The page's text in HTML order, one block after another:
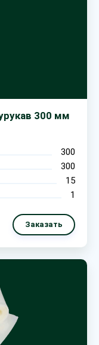
300 мм
300
300
15
1
Заказать